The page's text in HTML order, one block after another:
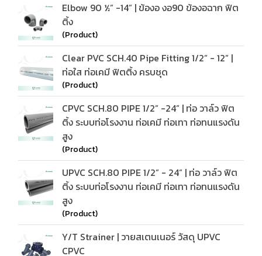
Elbow 90 ½” -14” | ข้องอ งอ90 ข้องอฉาก ฟิต
ติ้ง
(Product)
Clear PVC SCH.40 Pipe Fitting 1/2” - 12” |
ท่อใส ท่อเคมี ฟิตติ้ง ครบชุด
(Product)
CPVC SCH.80 PIPE 1/2” -24” | ท่อ วาล์ว ฟิต
ติ้ง ระบบท่อโรงงาน ท่อเคมี ท่อเทา ท่อทนแรงดัน
สูง
(Product)
UPVC SCH.80 PIPE 1/2” - 24” | ท่อ วาล์ว ฟิต
ติ้ง ระบบท่อโรงงาน ท่อเคมี ท่อเทา ท่อทนแรงดัน
สูง
(Product)
Y/T Strainer | วายสเตนเนอร์ วัสดุ UPVC
CPVC